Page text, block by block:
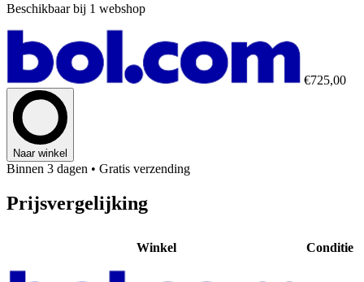
Beschikbaar bij 1 webshop
€725,00
Naar winkel
Binnen 3 dagen • Gratis verzending
Prijsvergelijking
Winkel Conditie